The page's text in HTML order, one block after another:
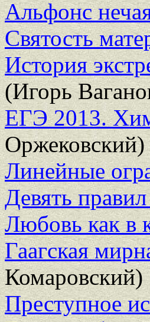
Альфонс
Святость
История
(Игорь
ЕГЭ 2013.
Оржековский)
Линейные
Девять
Любовь как в
Гаагская
Комаровский)
Преступное